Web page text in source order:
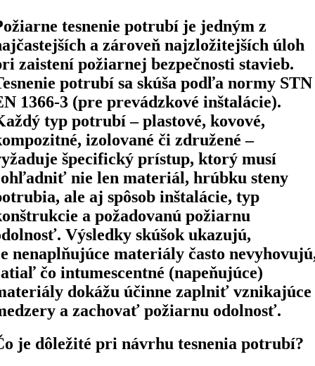
tesnenie potrubí je jedným z
a zároveň najzložitejších úloh
zaistení požiarnej bezpečnosti stavieb.
potrubí sa skúša podľa normy STN
1366-3 (pre prevádzkové inštalácie).
typ potrubí – plastové, kovové,
izolované či združené –
špecifický prístup, ktorý musí
nie len materiál, hrúbku steny
ale aj spôsob inštalácie, typ
a požadovanú požiarnu
Výsledky skúšok ukazujú,
nenaplňujúce materiály často
čo intumescentné (napeňujúce)
dokážu účinne zaplniť vznikajúce
a zachovať požiarnu odolnosť.
je dôležité pri návrhu tesnenia potrubí?